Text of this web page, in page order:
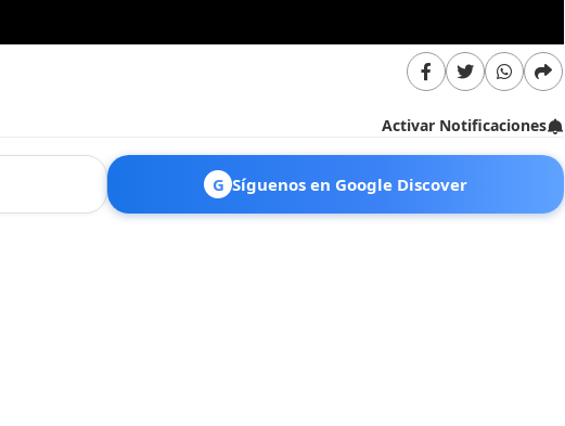
Activar Notificaciones
G Síguenos en Google Discover